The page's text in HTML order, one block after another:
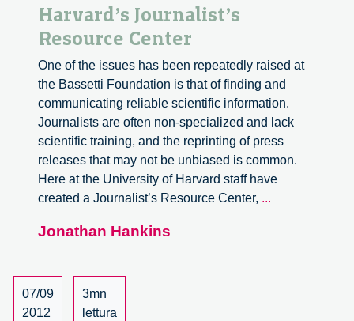
Harvard’s Journalist’s
Resource Center
One of the issues has been repeatedly raised at
the Bassetti Foundation is that of finding and
communicating reliable scientific information.
Journalists are often non-specialized and lack
scientific training, and the reprinting of press
releases that may not be unbiased is common.
Here at the University of Harvard staff have
created a Journalist’s Resource Center, ...
Jonathan Hankins
07/09
2012
3mn
lettura